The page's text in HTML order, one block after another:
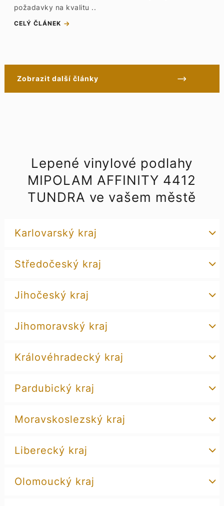
požadavky na kvalitu ..
CELÝ ČLÁNEK
Zobrazit další články
Lepené vinylové podlahy
MIPOLAM AFFINITY 4412
TUNDRA ve vašem městě
Karlovarský kraj
Středočeský kraj
Jihočeský kraj
Jihomoravský kraj
Královéhradecký kraj
Pardubický kraj
Moravskoslezský kraj
Liberecký kraj
Olomoucký kraj